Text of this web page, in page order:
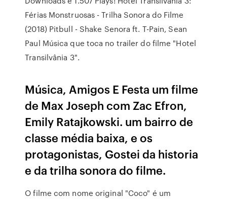
Férias Monstruosas - Trilha Sonora do Filme
(2018) Pitbull - Shake Senora ft. T-Pain, Sean
Paul Música que toca no trailer do filme "Hotel
Transilvânia 3".
Música, Amigos E Festa um filme
de Max Joseph com Zac Efron,
Emily Ratajkowski. um bairro de
classe média baixa, e os
protagonistas, Gostei da historia
e da trilha sonora do filme.
O filme com nome original "Coco" é um